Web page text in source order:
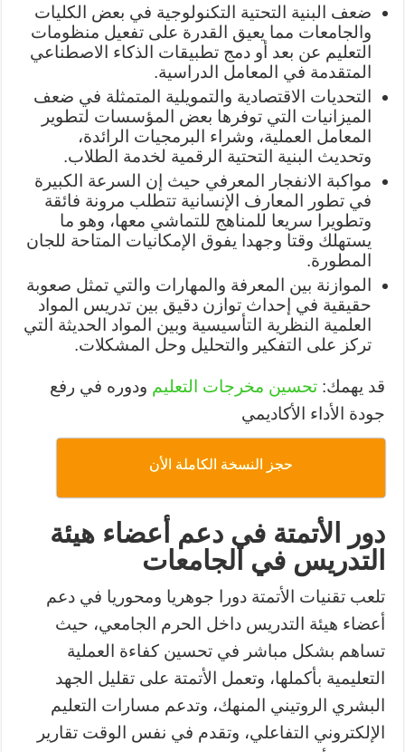
ضعف البنية التحتية التكنولوجية في بعض الكليات
والجامعات مما يعيق القدرة على تفعيل منظومات
التعليم عن بعد أو دمج تطبيقات الذكاء الاصطناعي
المتقدمة في المعامل الدراسية.
التحديات الاقتصادية والتمويلية المتمثلة في ضعف
الميزانيات التي توفرها بعض المؤسسات لتطوير
المعامل العملية، وشراء البرمجيات الرائدة،
وتحديث البنية التحتية الرقمية لخدمة الطلاب.
مواكبة الانفجار المعرفي حيث إن السرعة الكبيرة
في تطور المعارف الإنسانية تتطلب مرونة فائقة
وتطويرا سريعا للمناهج للتماشي معها، وهو ما
يستهلك وقتا وجهدا يفوق الإمكانيات المتاحة للجان
المطورة.
الموازنة بين المعرفة والمهارات والتي تمثل صعوبة
حقيقية في إحداث توازن دقيق بين تدريس المواد
العلمية النظرية التأسيسية وبين المواد الحديثة التي
تركز على التفكير والتحليل وحل المشكلات.
قد يهمك:تحسين مخرجات التعليم ودوره في رفع
جودة الأداء الأكاديمي
حجز النسخة الكاملة الأن
دور الأتمتة في دعم أعضاء هيئة
التدريس في الجامعات
تلعب تقنيات الأتمتة دورا جوهريا ومحوريا في دعم
أعضاء هيئة التدريس داخل الحرم الجامعي، حيث
تساهم بشكل مباشر في تحسين كفاءة العملية
التعليمية بأكملها، وتعمل الأتمتة على تقليل الجهد
البشري الروتيني المنهك، وتدعم مسارات التعليم
الإلكتروني التفاعلي، وتقدم في نفس الوقت تقارير